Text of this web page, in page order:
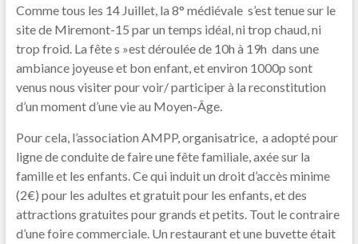
Comme tous les 14 Juillet, la 8° médiévale s’est tenue sur le
site de Miremont-15 par un temps idéal, ni trop chaud, ni
trop froid. La fête s »est déroulée de 10h à 19h dans une
ambiance joyeuse et bon enfant, et environ 1000p sont
venus nous visiter pour voir/ participer à la reconstitution
d’un moment d’une vie au Moyen-Âge.
Pour cela, l’association AMPP, organisatrice, a adopté pour
ligne de conduite de faire une fête familiale, axée sur la
famille et les enfants. Ce qui induit un droit d’accès minime
(2€) pour les adultes et gratuit pour les enfants, et des
attractions gratuites pour grands et petits. Tout le contraire
d’une foire commerciale. Un restaurant et une buvette était